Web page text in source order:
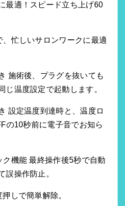
最適！スピード立ち上げ60
忙しいサロンワークに最適
施術後、プラグを抜いても
じ温度設定で起動します。
設定温度到達時と、温度ロ
の10秒前に電子音でお知ら
機能 最終操作後5秒で自動
誤操作防止。
しで簡単解除。